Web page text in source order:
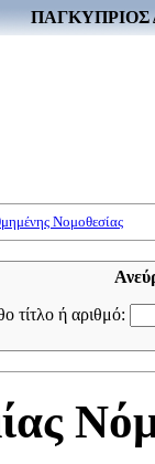
ΠΑΓΚΥΠΡΙΟΣ
Νομοθεσίας
τίτλο ή αριθμό: